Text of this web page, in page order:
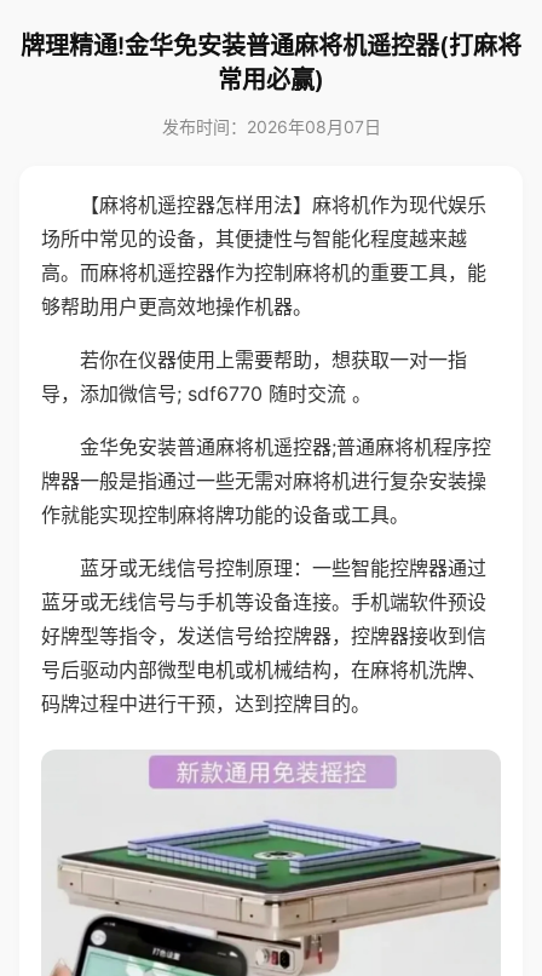
牌理精通!金华免安装普通麻将机遥控器(打麻将
常用必赢)
发布时间：2026年08月07日
【麻将机遥控器怎样用法】麻将机作为现代娱乐
场所中常见的设备，其便捷性与智能化程度越来越
高。而麻将机遥控器作为控制麻将机的重要工具，能
够帮助用户更高效地操作机器。
若你在仪器使用上需要帮助，想获取一对一指
导，添加微信号; sdf6770 随时交流 。
金华免安装普通麻将机遥控器;普通麻将机程序控
牌器一般是指通过一些无需对麻将机进行复杂安装操
作就能实现控制麻将牌功能的设备或工具。
蓝牙或无线信号控制原理：一些智能控牌器通过
蓝牙或无线信号与手机等设备连接。手机端软件预设
好牌型等指令，发送信号给控牌器，控牌器接收到信
号后驱动内部微型电机或机械结构，在麻将机洗牌、
码牌过程中进行干预，达到控牌目的。